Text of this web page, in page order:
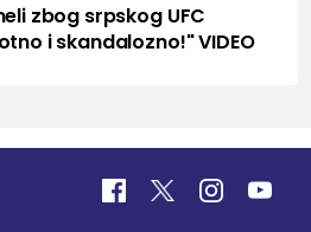
zbog srpskog UFC
i skandalozno!" VIDEO